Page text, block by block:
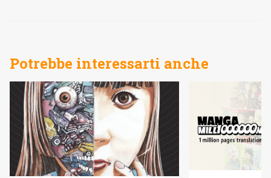
Potrebbe interessarti anche